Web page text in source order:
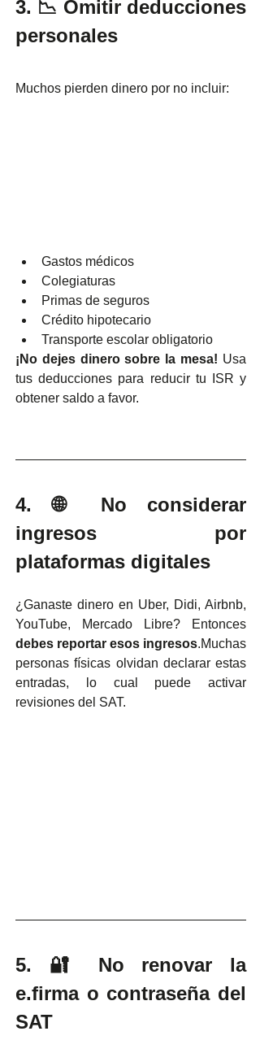
3. 📉 Omitir deducciones
personales
Muchos pierden dinero por no incluir:
Gastos médicos
Colegiaturas
Primas de seguros
Crédito hipotecario
Transporte escolar obligatorio
¡No dejes dinero sobre la mesa! Usa
tus deducciones para reducir tu ISR y
obtener saldo a favor.
4. 🌐 No considerar
ingresos por
plataformas digitales
¿Ganaste dinero en Uber, Didi, Airbnb,
debes reportar esos ingresos.Muchas
personas físicas olvidan declarar estas
entradas, lo cual puede activar
revisiones del SAT.
5. 🔐 No renovar la
e.firma o contraseña del
SAT